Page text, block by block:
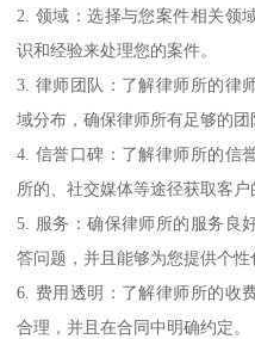
2. 领域：选择与您案件相关领
识和经验来处理您的案件。
3. 律师团队：了解律师所的律
域分布，确保律师所有足够的团
4. 信誉口碑：了解律师所的信
所的、社交媒体等途径获取客户
5. 服务：确保律师所的服务良
答问题，并且能够为您提供个性
6. 费用透明：了解律师所的收
合理，并且在合同中明确约定。